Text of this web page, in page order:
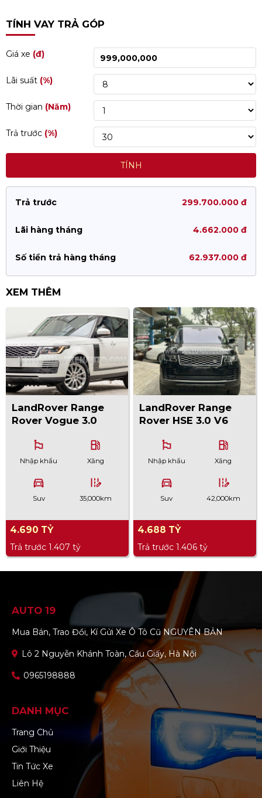
TÍNH VAY TRẢ GÓP
Giá xe (đ)
Lãi suất (%)
Thời gian (Năm)
Trả trước (%)
TÍNH
Trả trước 299.700.000 đ
Lãi hàng tháng 4.662.000 đ
Số tiền trả hàng tháng 62.937.000 đ
XEM THÊM
LandRover Range
Rover Vogue 3.0
emoji_flags
Nhập khẩu
local_gas_station
Xăng
directions_car
Suv
edit_road
35,000km
4.690 TỶ
Trả trước 1.407 tỷ
LandRover Range
Rover HSE 3.0 V6
emoji_flags
Nhập khẩu
local_gas_station
Xăng
directions_car
Suv
edit_road
42,000km
4.688 TỶ
Trả trước 1.406 tỷ
AUTO 19
Mua Bán, Trao Đổi, Kí Gửi Xe Ô Tô Cũ NGUYÊN BẢN
Lô 2 Nguyễn Khánh Toàn, Cầu Giấy, Hà Nội
0965198888
DANH MỤC
Trang Chủ
Giới Thiệu
Tin Tức Xe
Liên Hệ